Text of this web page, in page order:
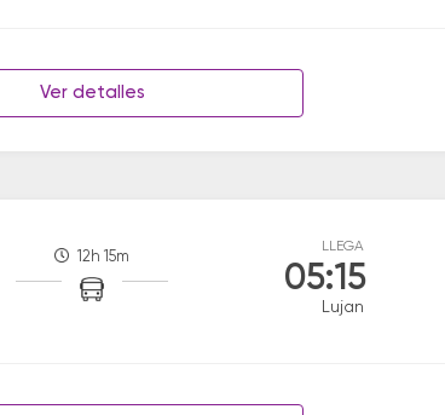
Ver detalles
12h 15m
LLEGA
05:15
Lujan